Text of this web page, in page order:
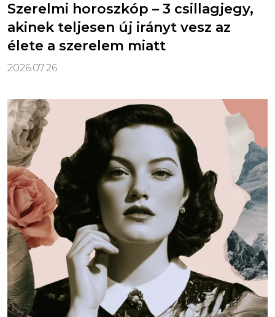
Szerelmi horoszkóp – 3 csillagjegy,
akinek teljesen új irányt vesz az
élete a szerelem miatt
2026.07.26.